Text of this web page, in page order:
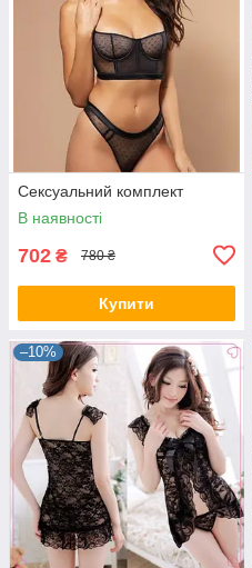
Сексуальний комплект
В наявності
702 ₴ 780 ₴
Купити
–10%